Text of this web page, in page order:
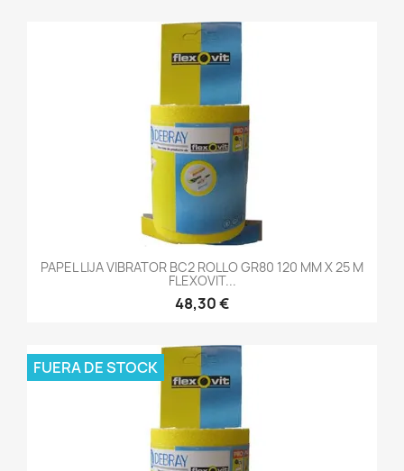
PAPEL LIJA VIBRATOR BC2 ROLLO GR80 120 MM X 25 M
FLEXOVIT...
48,30 €
FUERA DE STOCK